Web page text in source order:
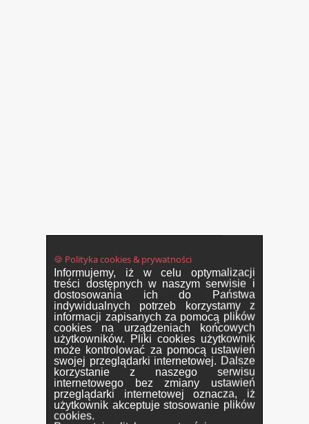
🍪 Polityka cookies & prywatności
Informujemy, iż w celu optymalizacji
treści dostępnych w naszym serwisie i
dostosowania ich do Państwa
indywidualnych potrzeb korzystamy z
informacji zapisanych za pomocą plików
cookies na urządzeniach końcowych
użytkowników. Pliki cookies użytkownik
może kontrolować za pomocą ustawień
swojej przeglądarki internetowej. Dalsze
korzystanie z naszego serwisu
internetowego bez zmiany ustawień
przeglądarki internetowej oznacza, iż
użytkownik akceptuje stosowanie plików
cookies.